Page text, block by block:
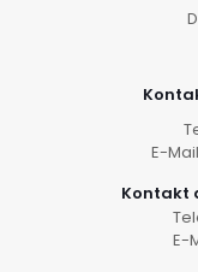
E-
Kontakt
E-